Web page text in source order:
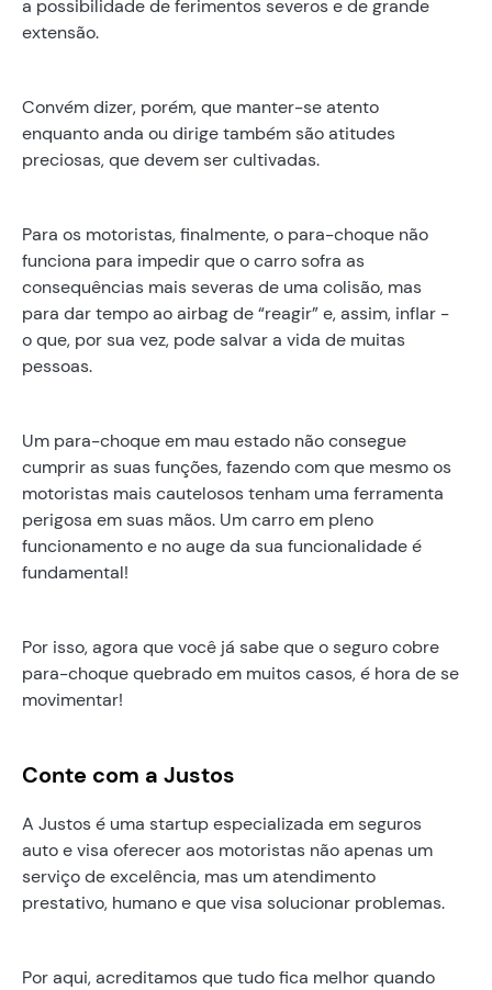
a possibilidade de ferimentos severos e de grande
extensão.
Convém dizer, porém, que manter-se atento
enquanto anda ou dirige também são atitudes
preciosas, que devem ser cultivadas.
Para os motoristas, finalmente, o para-choque não
funciona para impedir que o carro sofra as
consequências mais severas de uma colisão, mas
para dar tempo ao airbag de “reagir” e, assim, inflar -
o que, por sua vez, pode salvar a vida de muitas
pessoas.
Um para-choque em mau estado não consegue
cumprir as suas funções, fazendo com que mesmo os
motoristas mais cautelosos tenham uma ferramenta
perigosa em suas mãos. Um carro em pleno
funcionamento e no auge da sua funcionalidade é
fundamental!
Por isso, agora que você já sabe que o seguro cobre
para-choque quebrado em muitos casos, é hora de se
movimentar!
Conte com a Justos
A Justos é uma startup especializada em seguros
auto e visa oferecer aos motoristas não apenas um
serviço de excelência, mas um atendimento
prestativo, humano e que visa solucionar problemas.
Por aqui, acreditamos que tudo fica melhor quando